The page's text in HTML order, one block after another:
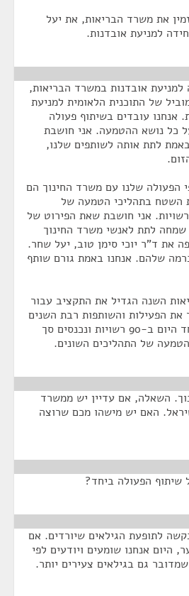
את משרד הבריאות, את יעל
למניעת אובדנות.
למניעת אובדנות במשרד הבריאות,
של התוכנית הלאומית למניעת
אנחנו עובדים בשיתוף פעולה
כל נושא ההטמעה. אני חושבת
לתת אותה לשותפים שלנו,
הפעולה שלנו עם משרד החינוך הם
השטח בתהליכי הטמעה של
אני חושבת שאת הפירוט של
שמחה לתת לאנשי משרד החינוך
את ד"ר יוכי סימן טוב, יעל שחר.
שלהם. אנחנו באמת גורם שותף
השנה הגדיל את התקציב עבור
הפעילות והשותפות רבת השנים
הזאת. אנחנו נמצאים ביחד היום ב-90 רשויות ונכנסים סך
השאלה, אם עדיין יש ממשרד
האם יש מישהו מכם שרוצה
הפעולה ביחד?
לתופעת הגילאים שיורדים. אם
היום אנחנו שומעים ויודעים לפי
גם בגילאים צעירים יותר.